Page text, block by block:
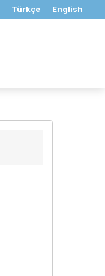
Türkçe English